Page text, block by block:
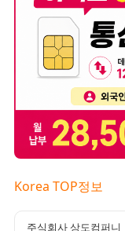
Korea TOP정보
주식회사 상도컴퍼니